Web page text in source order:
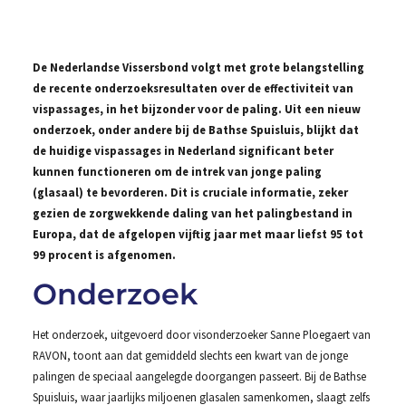
De Nederlandse Vissersbond volgt met grote belangstelling
de recente onderzoeksresultaten over de effectiviteit van
vispassages, in het bijzonder voor de paling. Uit een nieuw
onderzoek, onder andere bij de Bathse Spuisluis, blijkt dat
de huidige vispassages in Nederland significant beter
kunnen functioneren om de intrek van jonge paling
(glasaal) te bevorderen. Dit is cruciale informatie, zeker
gezien de zorgwekkende daling van het palingbestand in
Europa, dat de afgelopen vijftig jaar met maar liefst 95 tot
99 procent is afgenomen.
Onderzoek
Het onderzoek, uitgevoerd door visonderzoeker Sanne Ploegaert van
RAVON, toont aan dat gemiddeld slechts een kwart van de jonge
palingen de speciaal aangelegde doorgangen passeert. Bij de Bathse
Spuisluis, waar jaarlijks miljoenen glasalen samenkomen, slaagt zelfs